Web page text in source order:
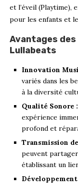
et l’éveil (Playtime),
pour les enfants et
Avantages des
Lullabeats
Innovation
variés dans les
à la diversité
Qualité Sonore :
expérience
profond et
Transmission
peuvent
établissant un